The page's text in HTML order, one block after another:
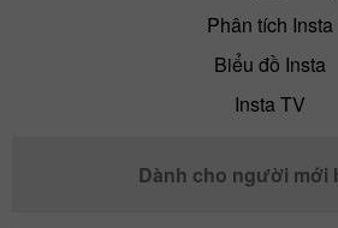
Phân tích Insta
Biểu đồ Insta
Insta TV
Dành cho người mới